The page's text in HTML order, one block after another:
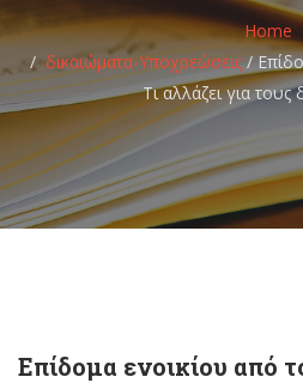
Home
δικαιώματα-Υποχρεώσεις /
Τι αλλάζει για τους
Eπίδομα ενοικίου από